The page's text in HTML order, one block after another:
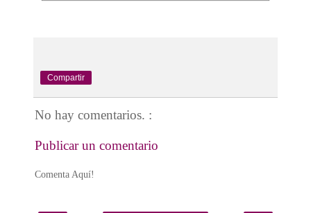
Compartir
No hay comentarios. :
Publicar un comentario
Comenta Aquí!